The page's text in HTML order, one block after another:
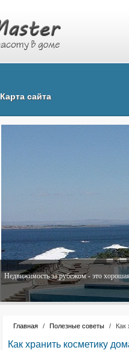
Карта сайта
Недвижимость за рубежом - это
Главная / Полезные советы / Как
Как хранить косметику